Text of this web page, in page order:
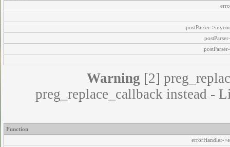
postParser-
Warning [2]
preg_replace_callback instead -
Function
errorHandler-